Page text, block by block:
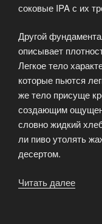
соковые IPA с их
Другой
описывает
Легкое тело
которые пьются
же тело присуще
создающим
словно жидкий
ли пиво утолять
десертом.
Читать далее